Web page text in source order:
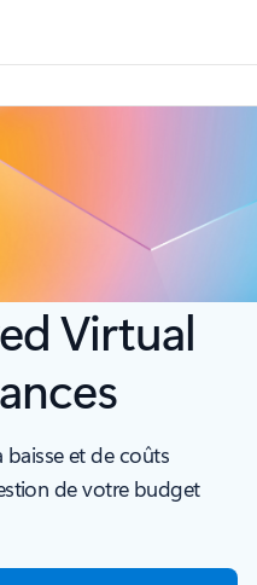
Virtual
baisse et de coûts
de votre budget